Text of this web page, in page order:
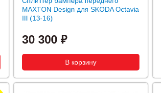
MAXTON Design для SKODA Octavia
III (13-16)
30 300